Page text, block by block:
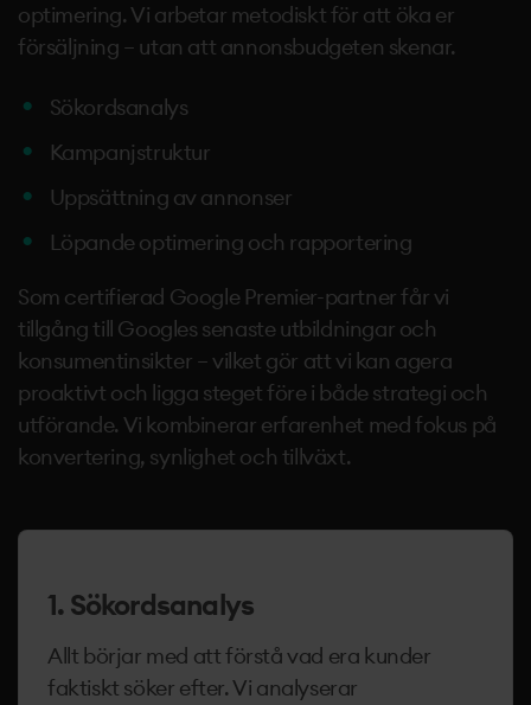
optimering. Vi arbetar metodiskt för att öka er
försäljning – utan att annonsbudgeten skenar.
Sökordsanalys
Kampanjstruktur
Uppsättning av annonser
Löpande optimering och rapportering
Som certifierad Google Premier-partner får vi
tillgång till Googles senaste utbildningar och
konsumentinsikter – vilket gör att vi kan agera
proaktivt och ligga steget före i både strategi och
utförande. Vi kombinerar erfarenhet med fokus på
konvertering, synlighet och tillväxt.
1. Sökordsanalys
Allt börjar med att förstå vad era kunder
faktiskt söker efter. Vi analyserar